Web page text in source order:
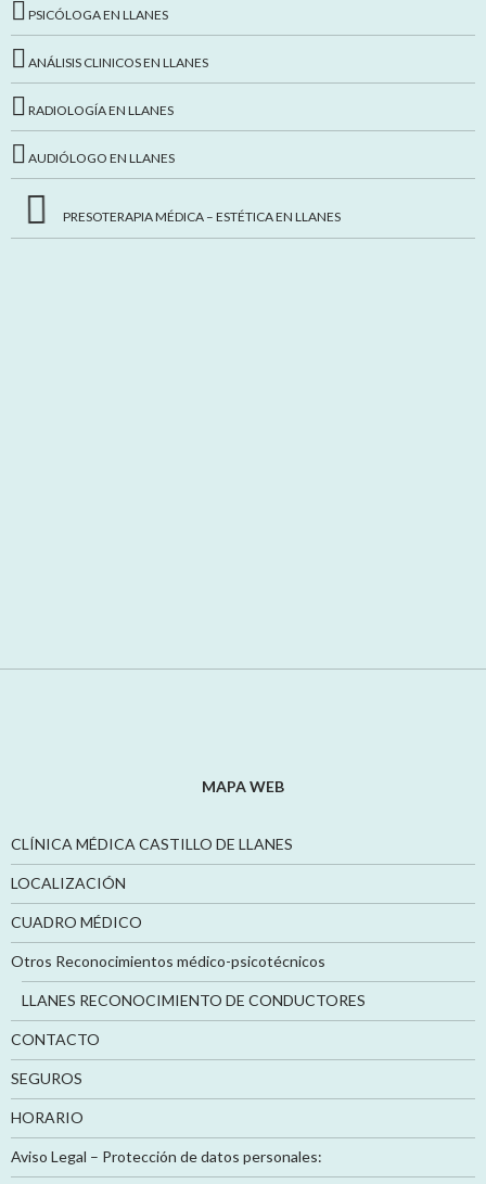
PSICÓLOGA EN LLANES
ANÁLISIS CLINICOS EN LLANES
RADIOLOGÍA EN LLANES
AUDIÓLOGO EN LLANES
PRESOTERAPIA MÉDICA – ESTÉTICA EN LLANES
MAPA WEB
CLÍNICA MÉDICA CASTILLO DE LLANES
LOCALIZACIÓN
CUADRO MÉDICO
Otros Reconocimientos médico-psicotécnicos
LLANES RECONOCIMIENTO DE CONDUCTORES
CONTACTO
SEGUROS
HORARIO
Aviso Legal – Protección de datos personales: